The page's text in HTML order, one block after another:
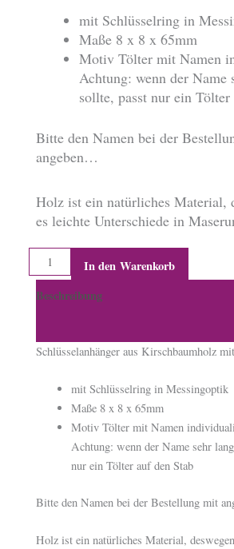
mit Schlüsselring in
Maße 8 x 8 x 65mm
Motiv Tölter mit Namen
Achtung: wenn der Name
sollte, passt nur ein
Bitte den Namen bei der
angeben…
Holz ist ein natürliches Material,
es leichte Unterschiede in
Schlüsselanhänger,
Holzstäbchen
mit
Menge
In den Warenkorb
Beschreibung
Schlüsselanhänger aus Kirschbaumholz
mit Schlüsselring in Messingoptik
Maße 8 x 8 x 65mm
Motiv Tölter mit Namen
Achtung: wenn der Name sehr
nur ein Tölter auf den Stab
Bitte den Namen bei der Bestellung mit
Holz ist ein natürliches Material,